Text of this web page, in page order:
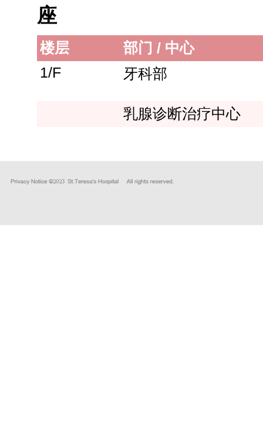
座
楼层
部门 / 中心
1/F
牙科部
乳腺诊断治疗中心